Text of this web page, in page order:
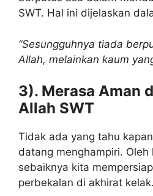
SWT. Hal ini dijelaskan
“Sesungguhnya tiada
Allah, melainkan kaum
3). Merasa Aman
Allah SWT
Tidak ada yang tahu
datang menghampiri. Oleh
sebaiknya kita
perbekalan di akhirat kelak.